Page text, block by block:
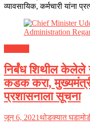
व्यावसायिक, कर्मचारी यांना
निर्बंध शिथील केलेले
कडक करा, मुख्यमंत्री
प्रशासनाला सूचना
जून 6, 2021थोडक्यात